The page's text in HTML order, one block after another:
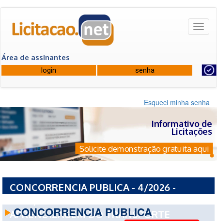
Área de assinantes
Esqueci minha senha
Informativo de
Licitações
Solicite demonstração gratuita aqui
CONCORRENCIA PUBLICA - 4/2026 -
APRENDIZAGEM DO TRANSPORTE
CONCORRENCIA PUBLICA